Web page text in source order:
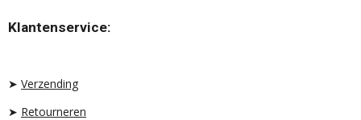
T
A
A
T
O
T
S
Klantenservice:
➤ Verzending
➤ Retourneren